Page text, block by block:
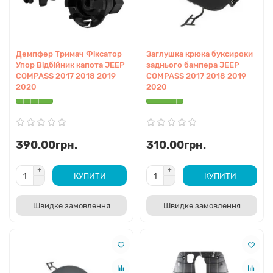
Підсилювач бампера
Металевий краш-бампер (crash bar), що
кріпиться пінопластовий або пластиковий абсорбер.
Гасить основну енергію при фронтальному ДТП.
випуску. Необхідно враховувати тип двигуна (2.4 Tigershark,
2.0, 1.4 MultiAir), наявність пакетів активної безпеки (камери,
радари) та ринок збуту. Форма бамперів жорстко прив'язана
до комплектації автомобіля.
Найбезпечніший алгоритм — підбір за 17-значним VIN-
кодом через офіційні дилерські каталоги Stellantis. Це
гарантує, що знайдений OEM номер (наприклад,
Демпфер Тримач Фіксатор
Упор Відбійник капота JEEP
COMPASS 2017 2018 2019
2020
390.00грн.
КУПИТИ
Швидке замовлення
Заглушка крюка буксироки
заднього бампера JEEP
COMPASS 2017 2018 2019
2020
310.00грн.
КУПИТИ
Швидке замовлення